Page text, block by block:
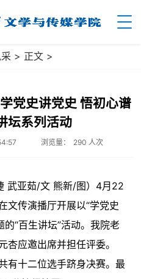
> 正文 >
党史讲党史 悟初心谱
坛系列活动
浏览量： 290 人次
武亚茹/文 熊新/图）4月22
文传演播厅开展以“学党史
“百生讲坛”活动。我院老
杏应邀出席并担任评委。
十二位选手跻身决赛。最